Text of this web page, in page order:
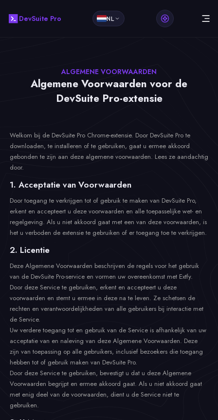
DevSuite Pro NL
ALGEMENE VOORWAARDEN
Algemene Voorwaarden voor de
DevSuite Pro-extensie
Welkom bij de DevSuite Pro Chrome-extensie. Door DevSuite Pro te
downloaden, te installeren of te gebruiken, gaat u ermee akkoord
gebonden te zijn aan deze algemene voorwaarden. Lees ze aandachtig
door.
1. Acceptatie van Voorwaarden
Door toegang te verkrijgen tot of gebruik te maken van DevSuite Pro,
erkent en accepteert u deze voorwaarden en alle toepasselijke wet- en
regelgeving. Als u niet akkoord gaat met een van deze voorwaarden, is
het u verboden de extensie te gebruiken of er toegang toe te verkrijgen.
2. Licentie
Deze Algemene Voorwaarden beschrijven de regels voor het gebruik
van de DevSuite Pro-service en vormen uw overeenkomst met Extfy.
Door deze Service te gebruiken, erkent en accepteert u deze
voorwaarden en stemt u ermee in deze na te leven. Ze schetsen de
rechten en verantwoordelijkheden van alle gebruikers bij interactie met
de Service.
Uw verdere toegang tot en gebruik van de Service is afhankelijk van uw
acceptatie van en naleving van deze Algemene Voorwaarden. Deze
zijn van toepassing op alle gebruikers, inclusief bezoekers die toegang
hebben tot of gebruik maken van DevSuite Pro.
Door deze Service te gebruiken, bevestigt u dat u deze Algemene
Voorwaarden begrijpt en ermee akkoord gaat. Als u niet akkoord gaat
met enig deel van de voorwaarden, dient u de Service niet te
gebruiken.